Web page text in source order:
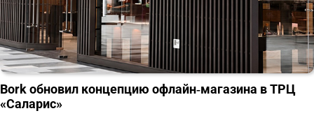
Bork обновил концепцию офлайн‑магазина в ТРЦ
«Саларис»